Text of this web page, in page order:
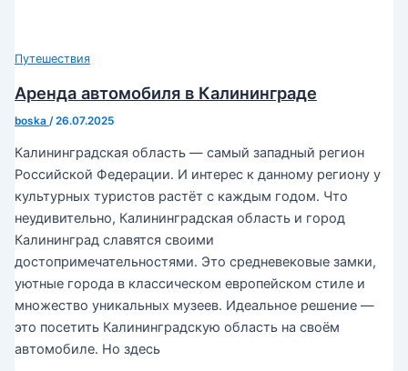
Путешествия
Аренда автомобиля в Калининграде
boska /26.07.2025
Калининградская область — самый западный регион
Российской Федерации. И интерес к данному региону у
культурных туристов растёт с каждым годом. Что
неудивительно, Калининградская область и город
Калининград славятся своими
достопримечательностями. Это средневековые замки,
уютные города в классическом европейском стиле и
множество уникальных музеев. Идеальное решение —
это посетить Калининградскую область на своём
автомобиле. Но здесь